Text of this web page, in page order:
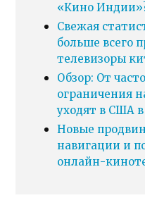
«Кино
Свежая
больше всего
телевизоры
Обзор: От
ограничения
уходят в США
Новые
навигации и
онлайн-